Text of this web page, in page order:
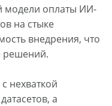
модели оплаты ИИ-
на стыке
внедрения, что
решений.
нехваткой
а